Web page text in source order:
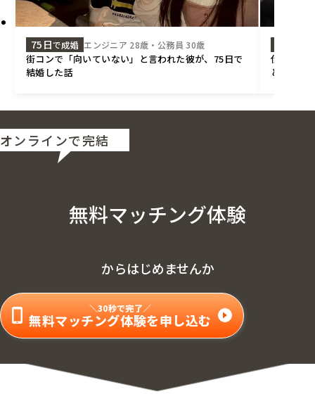
75日で成婚 エンジニア 28歳・公務員 30歳
街コンで「向いていない」と言われた彼が、75日で
結婚した話
仕事が忙
と思えた
オンラインで完結
無料マッチング体験
からはじめませんか
＼30秒で完了／
無料マッチング体験を申し込む